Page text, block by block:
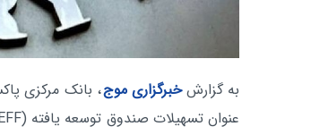
به گزارشخبرگزاری موج